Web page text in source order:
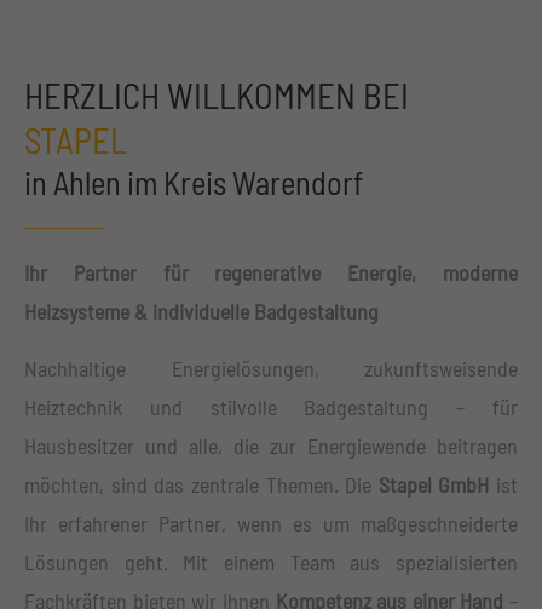
HERZLICH WILLKOMMEN BEI
STAPEL
in Ahlen im Kreis Warendorf
Ihr Partner für regenerative Energie, moderne
Heizsysteme & individuelle Badgestaltung
Nachhaltige Energielösungen, zukunftsweisende
Heiztechnik und stilvolle Badgestaltung – für
Hausbesitzer und alle, die zur Energiewende beitragen
möchten, sind das zentrale Themen. Die Stapel GmbH ist
Ihr erfahrener Partner, wenn es um maßgeschneiderte
Lösungen geht. Mit einem Team aus spezialisierten
Fachkräften bieten wir Ihnen Kompetenz aus einer Hand –